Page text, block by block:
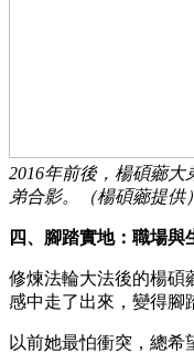
2016年前後，楊碩薌大
弟合影。（楊碩薌提供）
四、腳踏實地：職場與
修煉法輪大法後的楊碩
感中走了出來，變得腳
以前她最怕衝突，總希